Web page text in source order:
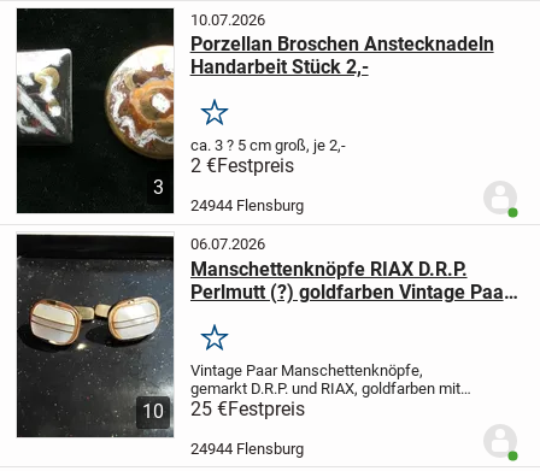
3
10.07.2026
Porzellan Broschen Anstecknadeln
Handarbeit Stück 2,-
Merken
ca. 3 ? 5 cm groß, je 2,-
2 €Festpreis
24944 Flensburg
10
06.07.2026
Manschettenknöpfe RIAX D.R.P.
Perlmutt (?) goldfarben Vintage Paar
Merken
Vintage Paar Manschettenknöpfe,
gemarkt D.R.P. und RIAX, goldfarben mit
Perlmutt ? Knopf ca.1,5 cm x ca. 1,8 cm,
Verschluss mit Zugfederkettchen,
gebraucht, im Auffindezustand-
deswegen nur 25,-
25 €Festpreis
24944 Flensburg